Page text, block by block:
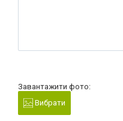
Завантажити фото:
Вибрати